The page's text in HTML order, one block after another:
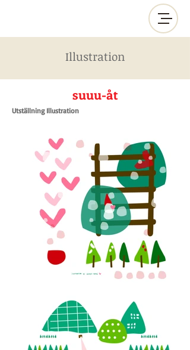
Illustration
suuu-åt
Utställning Illustration